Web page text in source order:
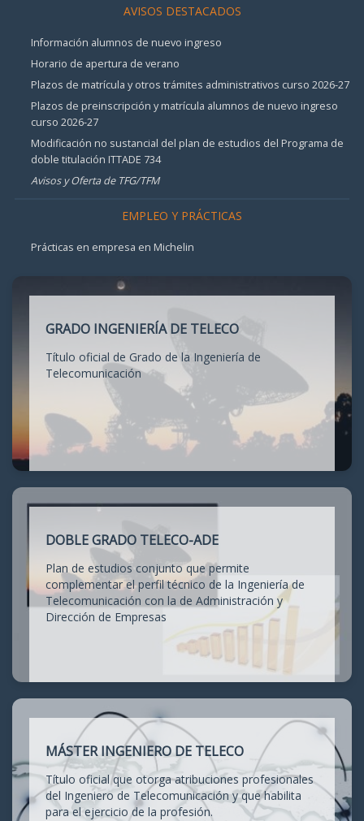
AVISOS DESTACADOS
Información alumnos de nuevo ingreso
Horario de apertura de verano
Plazos de matrícula y otros trámites administrativos curso 2026-27
Plazos de preinscripción y matrícula alumnos de nuevo ingreso
curso 2026-27
Modificación no sustancial del plan de estudios del Programa de
doble titulación ITTADE 734
Avisos y Oferta de TFG/TFM
EMPLEO Y PRÁCTICAS
Prácticas en empresa en Michelin
GRADO INGENIERÍA DE TELECO
Título oficial de Grado de la Ingeniería de
Telecomunicación
DOBLE GRADO TELECO-ADE
Plan de estudios conjunto que permite
complementar el perfil técnico de la Ingeniería de
Telecomunicación con la de Administración y
Dirección de Empresas
MÁSTER INGENIERO DE TELECO
Título oficial que otorga atribuciones profesionales
del Ingeniero de Telecomunicación y que habilita
para el ejercicio de la profesión.